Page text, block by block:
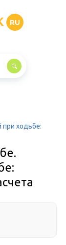
RU
при ходьбе: